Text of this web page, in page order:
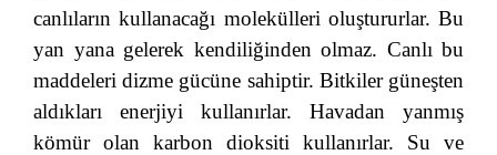
canlıların kullanacağı molekülleri oluştururlar. Bu
yan yana gelerek kendiliğinden olmaz. Canlı bu
maddeleri dizme gücüne sahiptir. Bitkiler güneşten
aldıkları enerjiyi kullanırlar. Havadan yanmış
kömür olan karbon dioksiti kullanırlar. Su ve